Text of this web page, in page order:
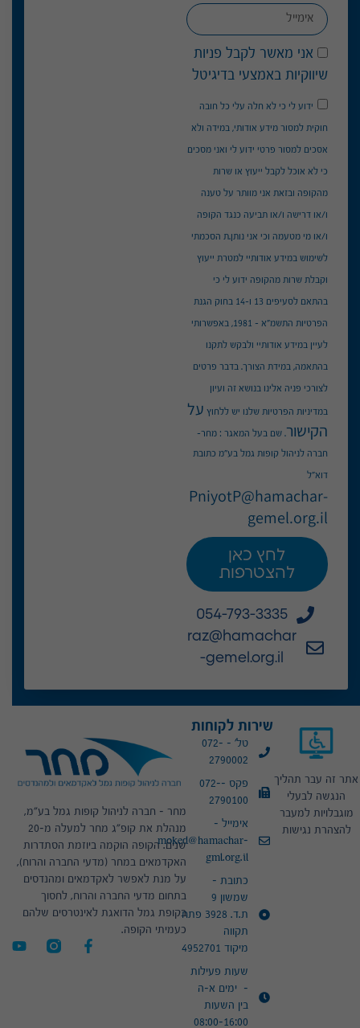
אני מאשר לקבל פניות
שיווקיות באמצעי בדיגיטל
ידוע לי כי לא חלה עלי כל חובה
חוקית למסור מידע אודותי, במידה ולא
אסכים למסור פרטי ידוע לי ואני מסכים
כי לא אוכל לקבל ייעוץ או שרות
מהקופה ובזאת אני מוותר על טענה
ו/או דרישה ו/או תביעה כנגד הקופה
ו/או מי מטעמה וכי אני נותן.ת הסכמתי
לשימוש במידע אודותיי למטרת ייעוץ
וקבלת שרות מהקופה ידוע לי כי
בהתאם לסעיפים 13 ו-14 בחוק הגנת
הפרטיות התשמ"א – 1981, באפשרותי
לעיין במידע אודותיי ולבקש לתקנו
בהתאמה, במידת הצורך. בדבר פרטים
לצורכי פניה אלינו בנושא זה ועיון
במדיניות הפרטיות שלנו יש ללחוץ על
הקישור. שם בעל המאגר : מחר-
חברה לניהול קופות גמל בע"מ כתובת
דוא"ל
PniyotP@hamachar-
gemel.org.il
לחץ כאן
להצטרפות
054-793-3335
raz@hamachar
-gemel.org.il
מחר – חברה לניהול קופות גמל בע"מ,
מנהלת את קופ"ג מחר למעלה מ-20
שנים. הקופה הוקמה ביוזמת הסתדרות
האקדמאים במחר (מדעי החברה והרוח),
על מנת לאפשר לאקדמאים ומהנדסים
בתחום מדעי החברה והרוח, לחסוך
בקופת גמל הדואגת לאינטרסים שלהם
כעמיתי הקופה.
אתר זה עבר תהליך
הנגשה לבעלי
מוגבלויות למעבר
להצהרת נגישות
שירות לקוחות
טל' - 072-
2790002
פקס -072-
2790100
אימייל -
moked@hamachar-
gml.org.il
כתובת -
שמשון 9
ת.ד. 3928 פתח
תקווה
מיקוד 4952701
שעות פעילות
- ימים א-ה
בין השעות
08:00-16:00